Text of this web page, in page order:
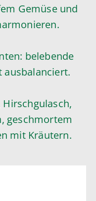
Gemüse und
belebende
ausbalanciert.
Hirschgulasch,
geschmortem
mit Kräutern.